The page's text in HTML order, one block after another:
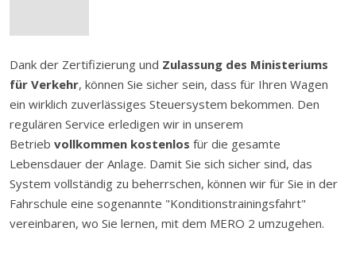
Dank der Zertifizierung und Zulassung des Ministeriums
für Verkehr, können Sie sicher sein, dass für Ihren Wagen
ein wirklich zuverlässiges Steuersystem bekommen. Den
regulären Service erledigen wir in unserem
Betrieb vollkommen kostenlos für die gesamte
Lebensdauer der Anlage. Damit Sie sich sicher sind, das
System vollständig zu beherrschen, können wir für Sie in der
Fahrschule eine sogenannte "Konditionstrainingsfahrt"
vereinbaren, wo Sie lernen, mit dem MERO 2 umzugehen.